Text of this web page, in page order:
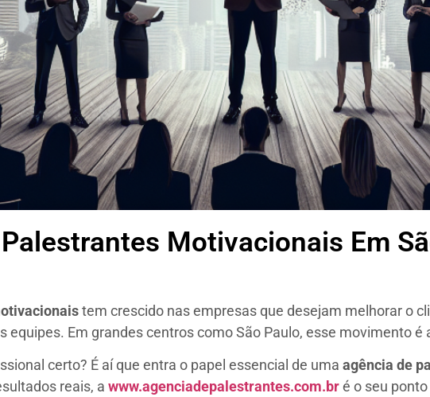
Motivacionais Em
tem crescido nas empresas que desejam melhorar o
equipes. Em grandes centros como São Paulo, esse movimento é
certo? É aí que entra o papel essencial de uma agência de
reais, a www.agenciadepalestrantes.com.bré o seu